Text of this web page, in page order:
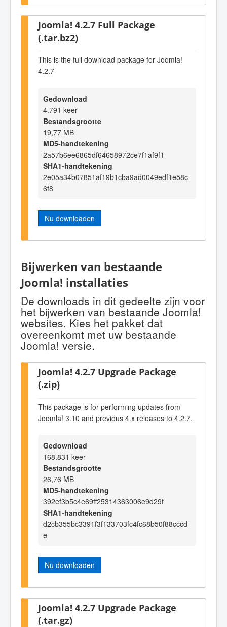
Joomla! 4.2.7 Full Package
(.tar.bz2)
This is the full download package for Joomla!
4.2.7
Gedownload
4.791 keer
Bestandsgrootte
19,77 MB
MD5-handtekening
2a57b6ee6865df64658972ce7f1af9f1
SHA1-handtekening
2e05a34b07851af19b1cba9ad0049edf1e58c
6f8
Nu downloaden
Bijwerken van bestaande
Joomla! installaties
De downloads in dit gedeelte zijn voor
het bijwerken van bestaande Joomla!
websites. Kies het pakket dat
overeenkomt met uw bestaande
Joomla! versie.
Joomla! 4.2.7 Upgrade Package
(.zip)
This package is for performing updates from
Joomla! 3.10 and previous 4.x releases to 4.2.7.
Gedownload
168.831 keer
Bestandsgrootte
26,76 MB
MD5-handtekening
392ef3b5c4e69ff25314363006e9d29f
SHA1-handtekening
d2cb355bc3391f3f133703fc4fc68b50f88cccd
e
Nu downloaden
Joomla! 4.2.7 Upgrade Package
(.tar.gz)